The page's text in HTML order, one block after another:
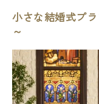
小さな結婚式プ
～